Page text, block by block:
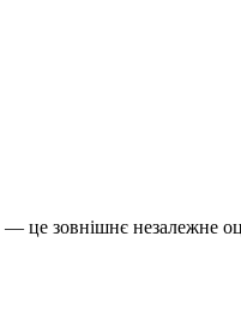
це зовнішнє незалежне